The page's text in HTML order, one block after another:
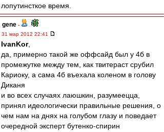
лопутинсткое время.
gene -
31 мар 2012 22:41
IvanKor,
да, примерно такой же оффсайд был у 4б в
промежутке между тем, как твитераст срубил
Кариоку, а сама 4б въехала коленом в голову
Диканя
и во всех случаях лаюшкин, разумеецца,
принял идеологически правильные решения, о
чем нам на днях на голубом глазу и поведает
очередной эксперт бутенко-спирин